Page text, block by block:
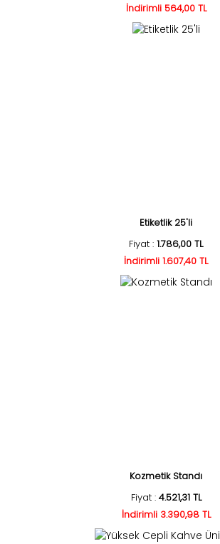
İndirimli 564,00 TL
Etiketlik 25'li
Fiyat :1.786,00 TL
İndirimli 1.607,40 TL
Kozmetik Standı
Fiyat : 4.521,31 TL
İndirimli 3.390,98 TL